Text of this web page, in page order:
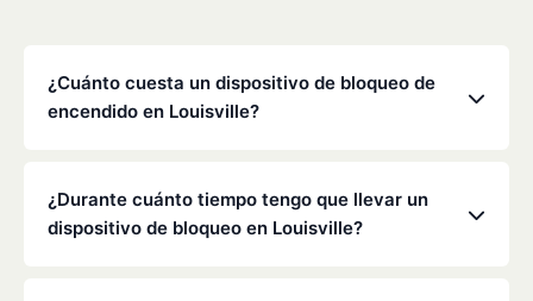
¿Cuánto cuesta un dispositivo de bloqueo de
encendido en Louisville?
concreta, pero Low Cost Interlock ofrece tarifas
mensuales competitivas sin gastos ocultos. Ponte
¿Durante cuánto tiempo tengo que llevar un
dispositivo de bloqueo en Louisville?